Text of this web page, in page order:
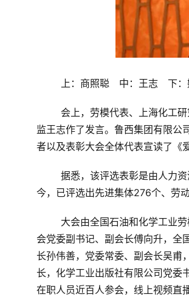
上：商照聪　中：王志　下
会上，劳模代表、上海化工
监王志作了发言。鲁西集团有限公
者以及表彰大会全体代表宣读了《
据悉，该评选表彰是由人力
今，已评选出先进集体276个、劳
大会由全国石油和化学工业
会党委副书记、副会长傅向升，全
长孙伟善，党委常委、副会长吴甫
长，化学工业出版社有限公司党委
在职人员近百人参会，线上视频直